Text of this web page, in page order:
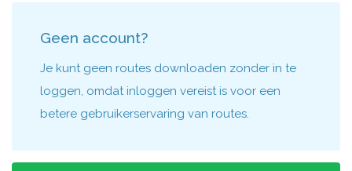
Geen account?
Je kunt geen routes downloaden zonder in te
loggen, omdat inloggen vereist is voor een
betere gebruikerservaring van routes.